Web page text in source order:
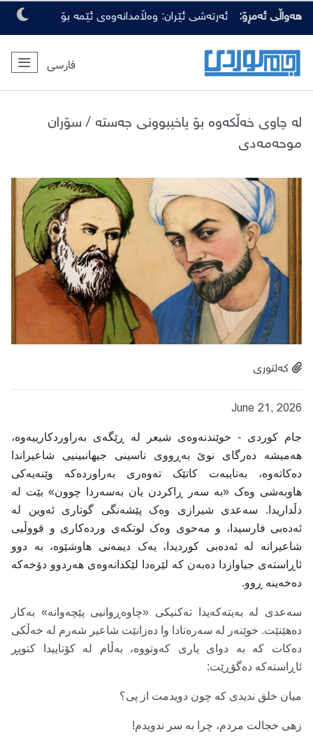
هەواڵی ئەمڕۆ: ئەرتەشی ئێران: وەڵامدانەوەی ئێمە بۆ
هەرچەشنە دەستدرێژیەکی دوژمنان، توندتر
و کەمەرشکێنتر دەبێت
فارسی
لە چاوی خەڵکەوە بۆ یاخیبوونی جەستە / سۆران
موحەمەدی
کەلتوری
June 21, 2026
جام کوردی - خوێندنەوەی شیعر لە ڕێگەی بەراوردکارییەوە،
هەمیشە دەرگای نوێ بەڕووی ناسینی جیهانبینیی شاعیراندا
دەکاتەوە، بەتایبەت کاتێک تەوەری بەراوردەکە وێنەیەکی
هاوبەشی وەک «بە سەر ڕاکردن یان بەسەردا چوون» بێت لە
دڵداریدا. سەعدی شیرازی وەک پێشەنگی گوتاری ئەوین لە
ئەدەبی فارسیدا، و مەحوی وەک لوتکەی وردەکاری و قووڵیی
شاعیرانە لە ئەدەبی کوردیدا، یەک دیمەنی هاوشێوە، بە دوو
ئاڕاستەی جیاوازدا دەبەن کە لێرەدا لێکدانەوەی هەردوو دۆخەکە
دەخەینە ڕوو.
سەعدی لە بەیتەکەیدا تەکنیکی «چاوەڕوانیی پێچەوانە» بەکار
دەهێنێت. خوێنەر لە سەرەتادا وا دەزانێت شاعیر شەرم لە خەڵکی
دەکات کە بە دوای یاری کەوتووە، بەڵام لە کۆتاییدا کتوپڕ
ئاڕاستەکە دەگۆڕێت:
میان خلق ندیدی که چون دویدمت از پی؟
زهی خجالت مردم، چرا به سر ندویدم!